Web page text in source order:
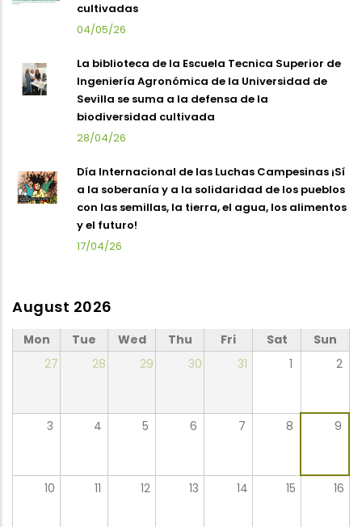
cultivadas
04/05/26
La biblioteca de la Escuela Tecnica Superior de
Ingeniería Agronómica de la Universidad de
Sevilla se suma a la defensa de la
biodiversidad cultivada
28/04/26
Día Internacional de las Luchas Campesinas ¡Sí
a la soberanía y a la solidaridad de los pueblos
con las semillas, la tierra, el agua, los alimentos
y el futuro!
17/04/26
August 2026
Mon Tue Wed Thu Fri Sat
Sun
27
28 29 30 31 1 2
3 4 5 6 7 8 9
10 11 12 13 14 15 16